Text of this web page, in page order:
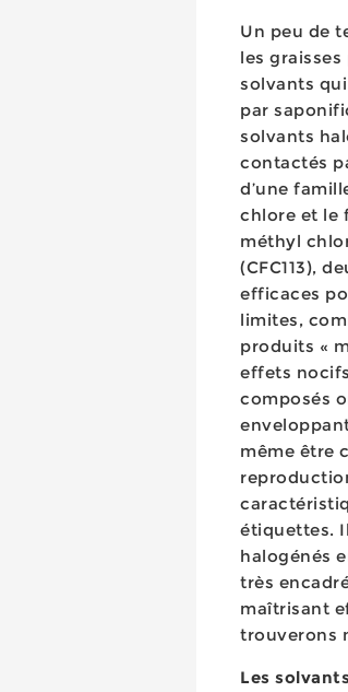
Un peu de
les
solvants
par
solvants
contactés
d’une
chlore et le
méthyl
(CFC113),
efficaces
limites,
produits «
effets
composés
même être
étiquettes.
halogénés
très
maîtrisant
trouverons
Les